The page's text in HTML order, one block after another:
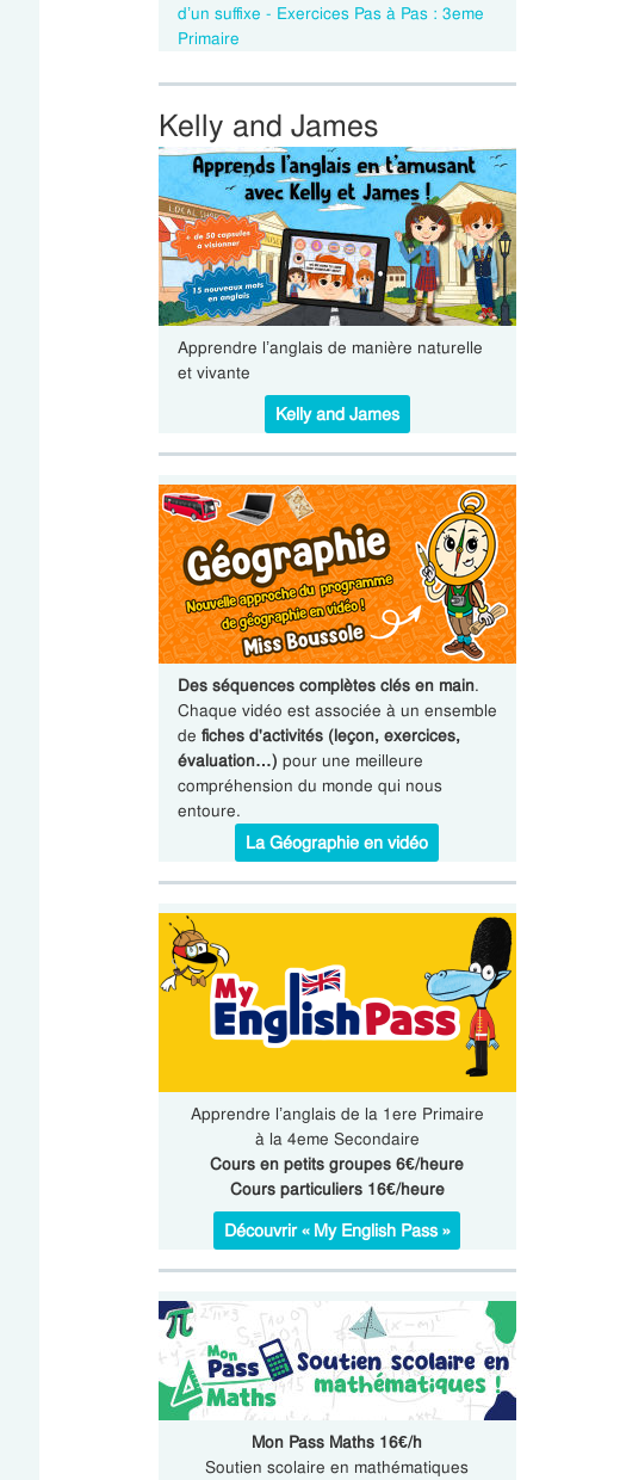
d’un suffixe - Exercices Pas à Pas : 3eme
Primaire
Kelly and James
Apprendre l’anglais de manière naturelle
et vivante
Kelly and James
Des séquences complètes clés en main.
Chaque vidéo est associée à un ensemble
de fiches d'activités (leçon, exercices,
évaluation…) pour une meilleure
compréhension du monde qui nous
entoure.
La Géographie en vidéo
Apprendre l’anglais de la 1ere Primaire
à la 4eme Secondaire
Cours en petits groupes 6€/heure
Cours particuliers 16€/heure
Découvrir « My English Pass »
Mon Pass Maths 16€/h
Soutien scolaire en mathématiques